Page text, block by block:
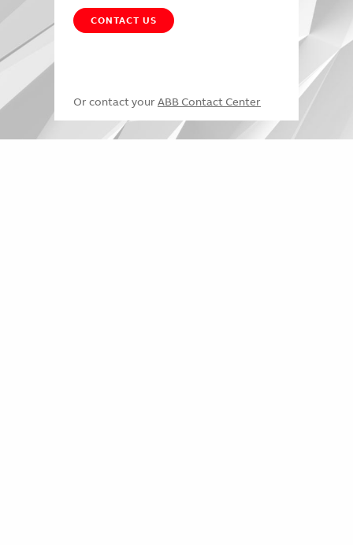
CONTACT US
Or contact your ABB Contact Center